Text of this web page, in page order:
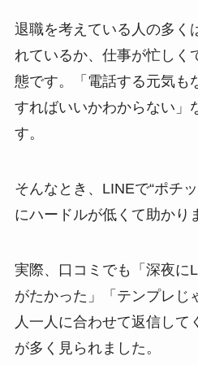
退職を考えている人の多く
れているか、仕事が忙しく
態です。「電話する元気も
すればいいかわからない」
す。
そんなとき、LINEで“ポチ
にハードルが低くて助かり
実際、口コミでも「深夜に
がたかった」「テンプレじ
人一人に合わせて返信して
が多く見られました。